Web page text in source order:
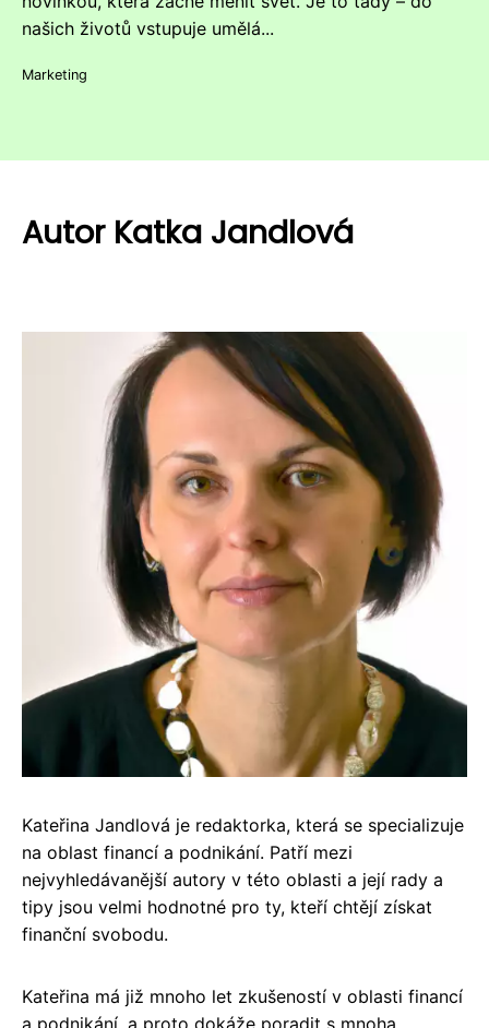
našich životů vstupuje umělá...
Marketing
Autor Katka Jandlová
Kateřina Jandlová je redaktorka, která se specializuje
na oblast financí a podnikání. Patří mezi
nejvyhledávanější autory v této oblasti a její rady a
tipy jsou velmi hodnotné pro ty, kteří chtějí získat
finanční svobodu.
Kateřina má již mnoho let zkušeností v oblasti financí
a podnikání, a proto dokáže poradit s mnoha